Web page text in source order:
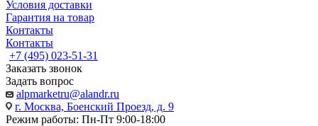
Условия доставки
Гарантия на товар
Контакты
Контакты
+7 (495) 023-51-31
Заказать звонок
Задать вопрос
alpmarketru@alandr.ru
г. Москва, Боенский Проезд, д. 9
Режим работы: Пн-Пт 9:00-18:00